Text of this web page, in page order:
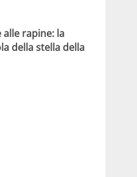
alle rapine: la
della stella della